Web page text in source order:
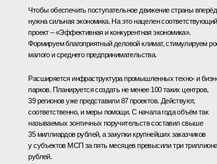
Чтобы обеспечить поступательное движение страны
нужна сильная экономика. На это нацелен соответствующий
проект – «Эффективная и конкурентная экономика».
Формируем благоприятный деловой климат, стимулируем
малого и среднего предпринимательства.
Расширяется инфраструктура промышленных техно- и
парков. Планируется создать не менее 100 таких центров,
39 регионов уже представили 87 проектов. Действуют,
соответственно, и меры помощи. С начала года объём так
называемых зонтичных поручительств составил свыше
35 миллиардов рублей, а закупки крупнейших заказчиков
у субъектов МСП за пять месяцев превысили три
рублей.